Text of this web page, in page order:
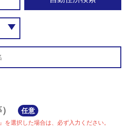
任意
を選択した場合は、必ず入力ください。